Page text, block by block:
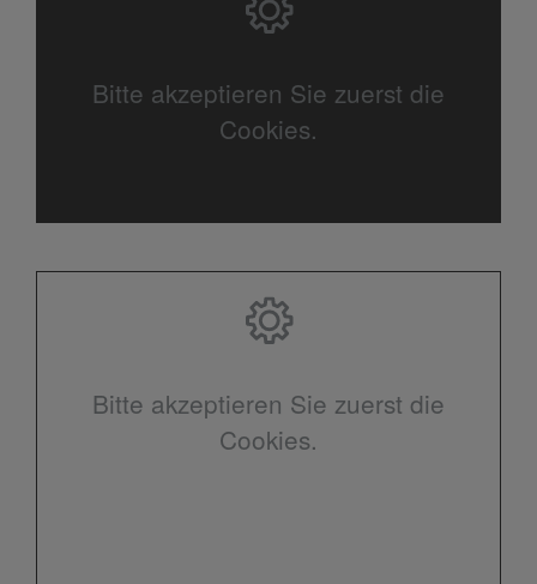
Bitte akzeptieren Sie zuerst die
Cookies.
Bitte akzeptieren Sie zuerst die
Cookies.